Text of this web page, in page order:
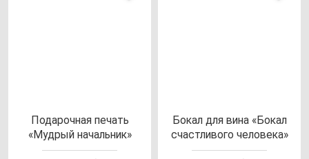
Пода­роч­ная пе­чать
«Муд­рый на­чаль­ник»
Бокал для ви­на «Бокал
счас­тли­во­го че­ло­ве­ка»